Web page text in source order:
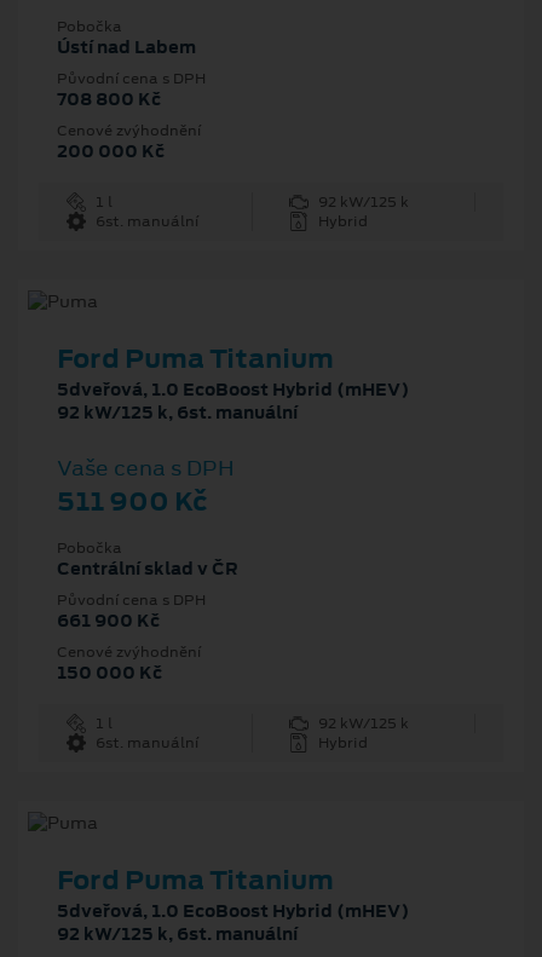
Pobočka
Ústí nad Labem
Původní cena s DPH
708 800 Kč
Cenové zvýhodnění
200 000 Kč
1 l
92 kW/125 k
6st. manuální
Hybrid
Ford Puma Titanium
5dveřová, 1.0 EcoBoost Hybrid (mHEV)
92 kW/125 k, 6st. manuální
Vaše cena s DPH
511 900 Kč
Pobočka
Centrální sklad v ČR
Původní cena s DPH
661 900 Kč
Cenové zvýhodnění
150 000 Kč
1 l
92 kW/125 k
6st. manuální
Hybrid
Ford Puma Titanium
5dveřová, 1.0 EcoBoost Hybrid (mHEV)
92 kW/125 k, 6st. manuální